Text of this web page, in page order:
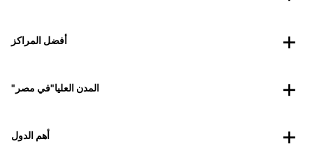
أفضل المراكز
"المدن العليا"في مصر
أهم الدول